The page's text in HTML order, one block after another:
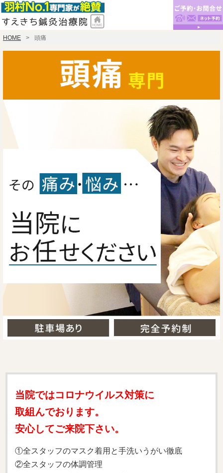
HOME 頭痛
当院ではコロナウイルス対策に
取組んでおります。
安心してご来院下さい。
①全スタッフのマスク着用と手洗いうがい徹底
②全スタッフの体調管理